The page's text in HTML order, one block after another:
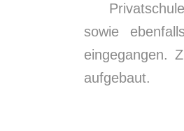
sowie
eingegangen.
aufgebaut.